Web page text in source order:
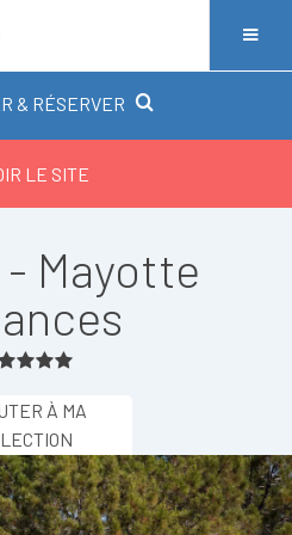
& RÉSERVER
LE SITE
Mayotte
À MA